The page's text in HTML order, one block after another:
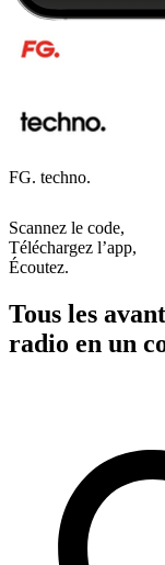
FG. techno.
Scannez le code,
Téléchargez l’app,
Écoutez.
Tous les
radio en un